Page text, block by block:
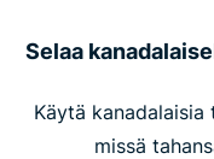
Selaa
Käytä
missä